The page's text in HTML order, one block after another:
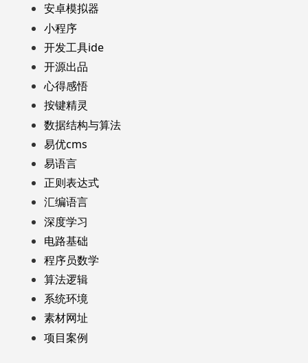
安卓模拟器
小程序
开发工具ide
开源出品
心得感悟
按键精灵
数据结构与算法
易优cms
易语言
正则表达式
汇编语言
深度学习
电路基础
程序员数学
算法逻辑
系统环境
素材网址
项目案例